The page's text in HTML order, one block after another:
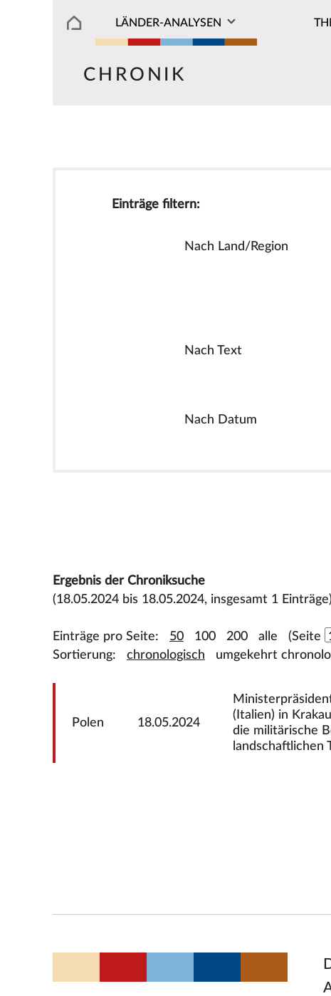
LÄNDER-ANALYSEN
CHRONIK
Einträge filtern:
Nach Land/Region
Nach Text
Nach Datum
Ergebnis der Chroniksuche
(18.05.2024 bis 18.05.2024, insgesamt 1 Einträge)
Einträge pro Seite: 50 100 200 alle (Seite
Sortierung: chronologisch umgekehrt
Polen 18.05.2024
(Italien) in
die militärische
landschaftlichen